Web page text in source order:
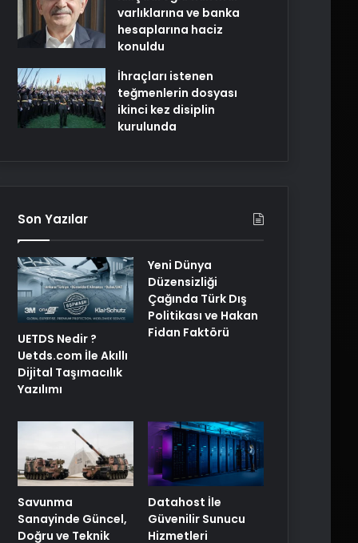
varlıklarına ve banka
hesaplarına haciz
konuldu
İhraçları istenen
teğmenlerin dosyası
ikinci kez disiplin
kurulunda
Son Yazılar
UETDS Nedir ?
Uetds.com İle Akıllı
Dijital Taşımacılık
Yazılımı
Yeni Dünya
Düzensizliği
Çağında Türk Dış
Politikası ve Hakan
Fidan Faktörü
Savunma
Sanayinde Güncel,
Doğru ve Teknik
Datahost İle
Güvenilir Sunucu
Hizmetleri